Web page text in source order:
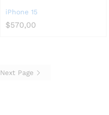
iPhone 15
$570,00
Next Page